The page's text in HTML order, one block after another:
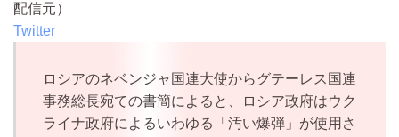
配信元）
Twitter
ロシアのネベンジャ国連大使からグテーレス国連
事務総長宛ての書簡によると、ロシア政府はウク
ライナ政府によるいわゆる「汚い爆弾」が使用さ